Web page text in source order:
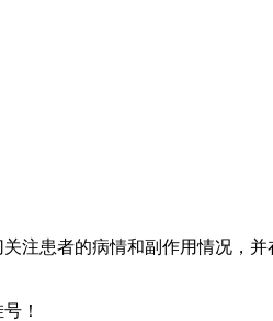
注患者的病情和副作用情况，并
！